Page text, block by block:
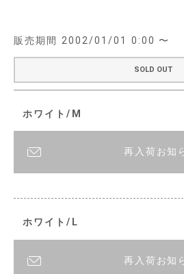
販売期間 2002/01/01 0:00 〜
SOLD OUT
ホワイト/M
再入荷お知
ホワイト/L
再入荷お知